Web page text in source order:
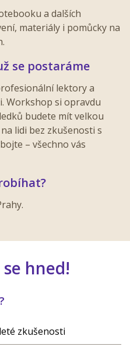
a dalších
materiály i pomůcky na
se postaráme
lektory a
Workshop si opravdu
budete mít velkou
lidi bez zkušenosti s
– všechno vás
hned!
zkušenosti